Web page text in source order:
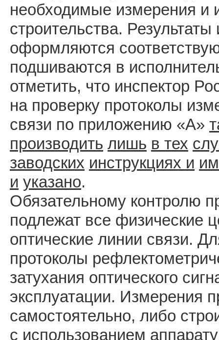
необходимые измерения и
строительства.
оформляются
подшиваются в
отметить, что инспектор
на проверку протоколы
связи по приложению «А»
производить лишь в тех
заводских инструкциях и
и указано.
Обязательному контролю
подлежат все физические
оптические линии связи.
протоколы
затухания оптического
эксплуатации. Измерения
самостоятельно, либо
с использованием